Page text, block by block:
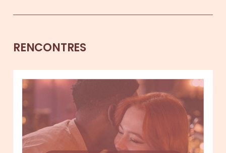
RENCONTRES